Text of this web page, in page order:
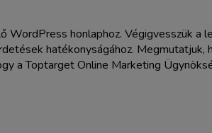
honlaphoz. Végigvesszük a
hatékonyságához. Megmutatjuk,
a Toptarget Online Marketing